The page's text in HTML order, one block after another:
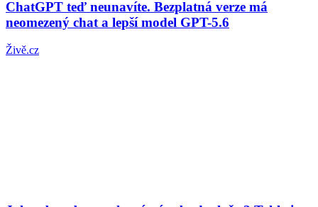
ChatGPT teď neunavíte. Bezplatná verze má
neomezený chat a lepší model GPT-5.6
Živě.cz